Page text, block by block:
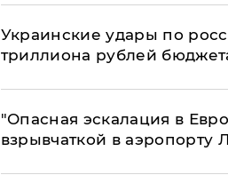
Украинские удары по
триллиона рублей
"Опасная эскалация в
взрывчаткой в аэропорту